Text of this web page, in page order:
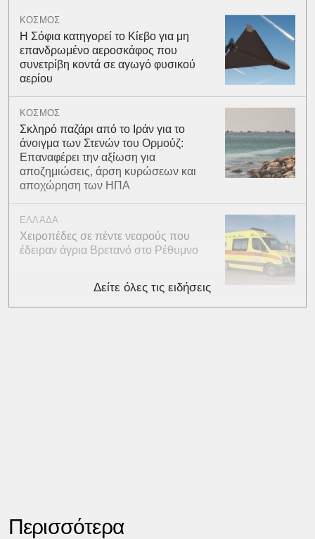
ΚΟΣΜΟΣ
Η Σόφια κατηγορεί το Κίεβο για μη
επανδρωμένο αεροσκάφος που
συνετρίβη κοντά σε αγωγό φυσικού
αερίου
ΚΟΣΜΟΣ
Σκληρό παζάρι από το Ιράν για το
άνοιγμα των Στενών του Ορμούζ:
Επαναφέρει την αξίωση για
αποζημιώσεις, άρση κυρώσεων και
αποχώρηση των ΗΠΑ
ΕΛΛΑΔΑ
Χειροπέδες σε πέντε νεαρούς που
έδειραν άγρια Βρετανό στο Ρέθυμνο
Δείτε όλες τις ειδήσεις
Περισσότερα